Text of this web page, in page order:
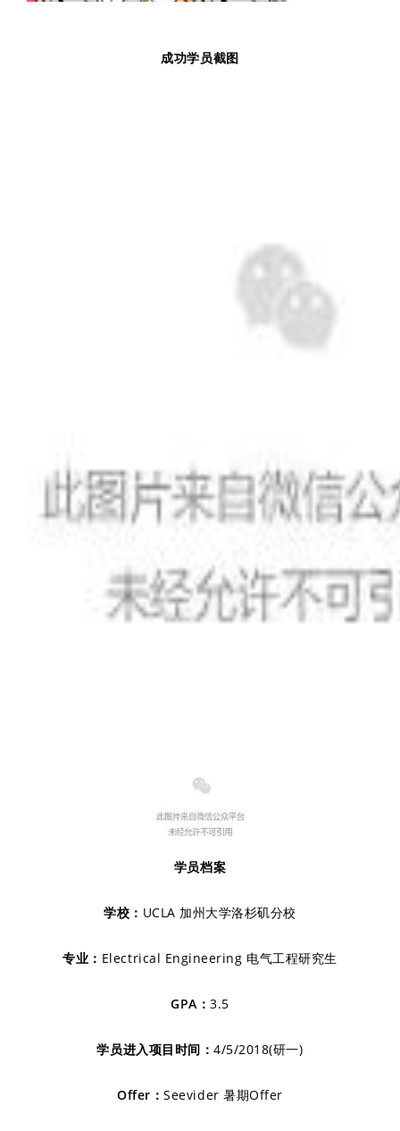
成功学员截图
学员档案
学校： UCLA 加州大学洛杉矶分校
专业： Electrical Engineering 电气工程研究生
GPA：3.5
学员进入项目时间：4/5/2018(研一)
Offer：Seevider 暑期Offer